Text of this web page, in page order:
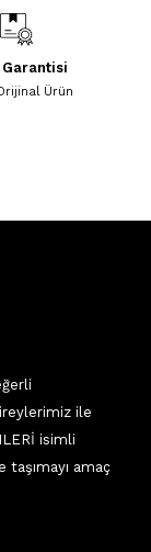
Garantisi
Ürün
ile
isimli
taşımayı amaç